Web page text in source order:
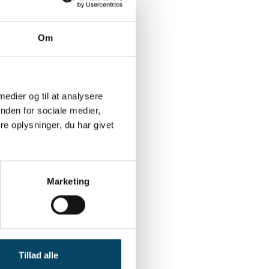
Om
og til at analysere
for sociale medier,
oplysninger, du har givet
Marketing
Tillad alle
kr.